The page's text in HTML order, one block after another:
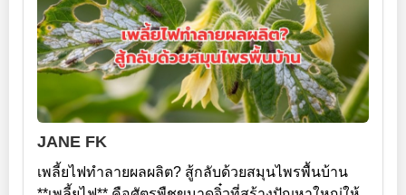
JANE FK
เพลี้ยไฟทำลายผลผลิต? สู้กลับด้วยสมุนไพรพื้นบ้าน